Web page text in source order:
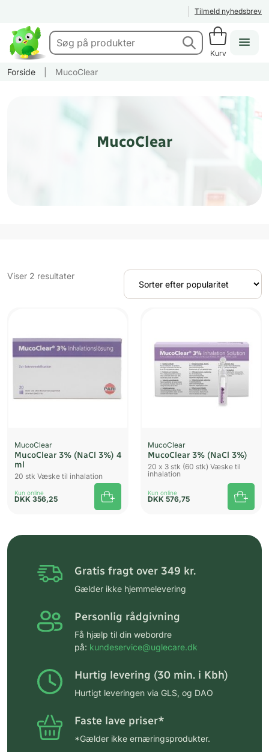
Tilmeld nyhedsbrev
Kurv
Forside MucoClear
MucoClear
Viser 2 resultaterSorteret
MucoClear
MucoClear 3% (NaCl 3%) 4
ml
20 stk Væske til inhalation
Kun online
DKK 356,25
MucoClear
MucoClear 3% (NaCl 3%)
20 x 3 stk (60 stk) Væske til
inhalation
Kun online
DKK 576,75
Gratis fragt over 349 kr.
Gælder ikke hjemmelevering
Personlig rådgivning
Få hjælp til din webordre
på: kundeservice@uglecare.dk
Hurtig levering (30 min. i Kbh)
Hurtigt leveringen via GLS, og DAO
Faste lave priser*
*Gælder ikke ernæringsprodukter.